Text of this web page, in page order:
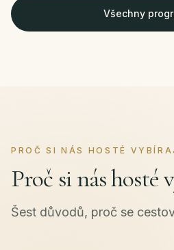
Všechny
PROČ SI NÁS HOSTÉ
Proč si nás hosté
Šest důvodů, proč se